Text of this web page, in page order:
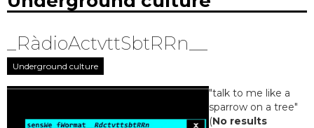
_RàdioActvttSbtRRn__
Underground culture
"talk to me like a
sparrow on a tree"
(No results